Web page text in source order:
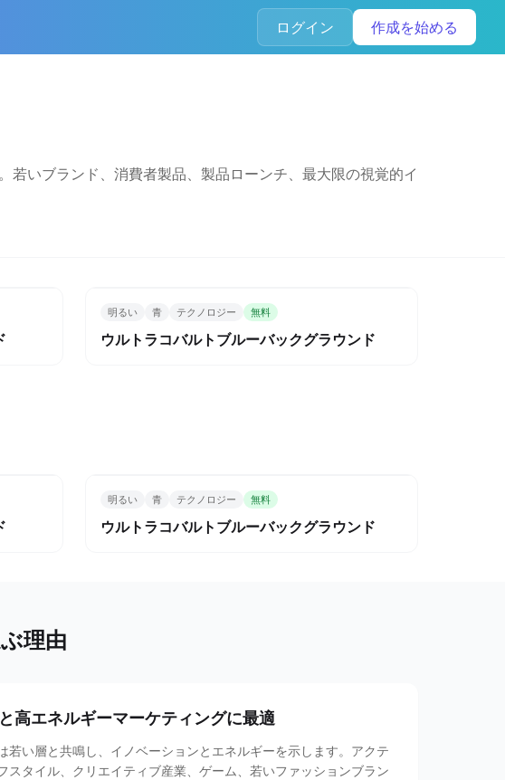
ログイン 作成を始める
いブランド、消費者製品、製品ローンチ、最大限の視覚的イ
明るい 青 テクノロジー 無料
ウルトラコバルトブルーバックグラウンド
明るい 青 テクノロジー 無料
ウルトラコバルトブルーバックグラウンド
理由
高エネルギーマーケティングに最適
若い層と共鳴し、イノベーションとエネルギーを示します。アクテ
スタイル、クリエイティブ産業、ゲーム、若いファッションブラン